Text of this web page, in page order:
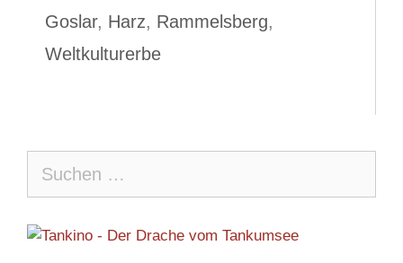
Goslar, Harz, Rammelsberg,
Weltkulturerbe
nach: